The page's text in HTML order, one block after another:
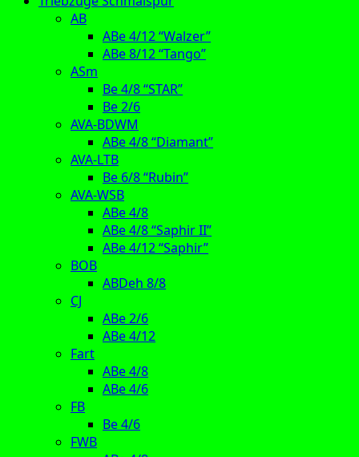
AB
ABe 4/12 “Walzer”
ABe 8/12 “Tango”
ASm
Be 4/8 “STAR”
Be 2/6
AVA-BDWM
ABe 4/8 “Diamant”
AVA-LTB
Be 6/8 “Rubin”
AVA-WSB
ABe 4/8
ABe 4/8 “Saphir II”
ABe 4/12 “Saphir”
BOB
ABDeh 8/8
CJ
ABe 2/6
ABe 4/12
Fart
ABe 4/8
ABe 4/6
FB
Be 4/6
FWB